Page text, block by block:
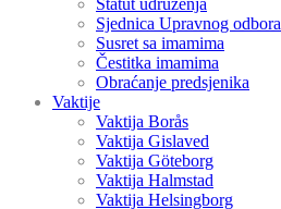
Statut udruženja
Sjednica Upravnog odbora
Susret sa imamima
Čestitka imamima
Obraćanje predsjenika
Vaktije
Vaktija Borås
Vaktija Gislaved
Vaktija Göteborg
Vaktija Halmstad
Vaktija Helsingborg